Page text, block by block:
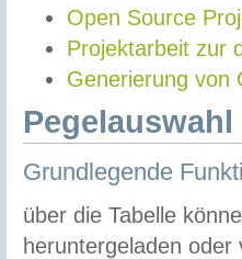
Open Source
Projektarbeit zur
Generierung von
Grundlegende
über die Tabelle
heruntergeladen oder